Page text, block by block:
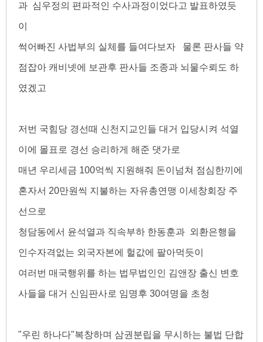
과 심우정의 편파적인 수사과정이었다고 발표하였듯
이
썩어빠진 사법부의 실체를 들여다보자 물론 판사들 약
점잡아 캐비넷에 보관후 판사들 조종과 뇌물수뢰도 하
였겠고
저번 국힘당 경선때 신천지교인들 대거 입당시켜 석열
이에 몰표로 경선 승리하게 해준 댓가로
매년 우리세금 100억씩 지원해줘 돈이넘쳐 점심한끼에
혼자서 20만원씩 지불하는 자유총연맹 이세창회장 주
선으로
청담동에서 윤석열과 직속부하 한동훈과 외환은행을
인수자격없는 외국자본에 헐값에 팔아먹듯이
여러번 매국행위를 하는 법무법인인 김앤장 출신 변호
사들을 대거 신임판사로 임명후 30여명을 초청
"우린 하나다"복창하며 삼권분립을 무시하는 불법 단합